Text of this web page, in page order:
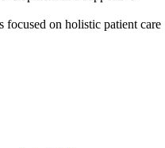
on holistic patient care